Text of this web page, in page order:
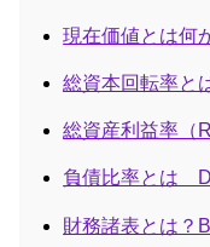
現在価値とは何
総資本回転率
総資産利益率（
負債比率とは
財務諸表とは